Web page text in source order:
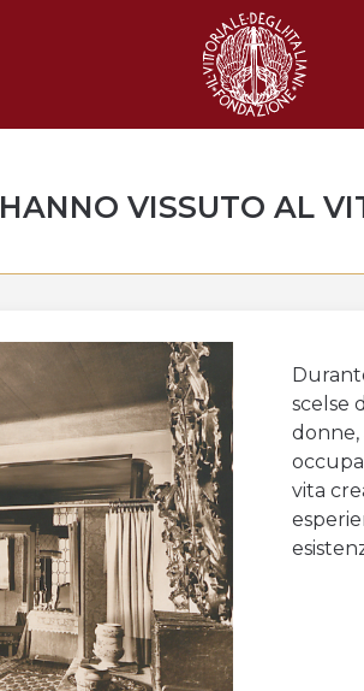
HANNO VISSUTO AL
scelse
donne,
vita